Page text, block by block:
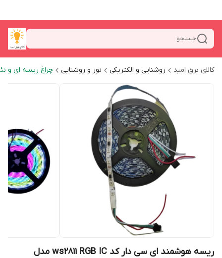
جستجو
کالای برق امید روشنایی و الکتریکی نور و روشنایی چراغ ریسه ای و
ریسه هوشمند ای سی دار کد ws2811 RGB IC مدل